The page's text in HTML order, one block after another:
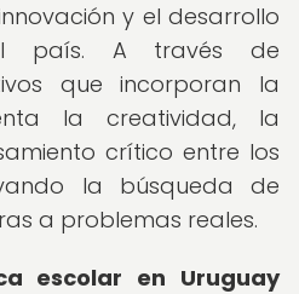
y el desarrollo
país. A través de
que incorporan la
la creatividad, la
crítico entre los
la búsqueda de
a problemas reales.
escolar en Uruguay